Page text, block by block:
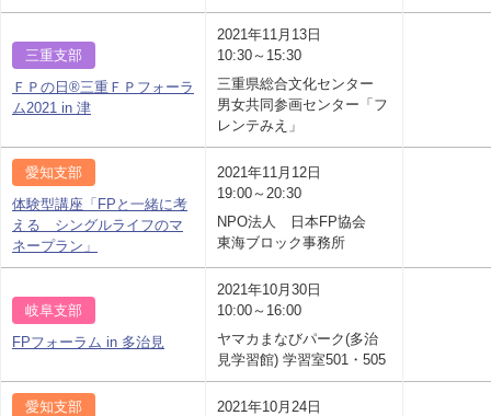
三重支部
ＦＰの日®三重ＦＰフォーラ
ム2021 in 津
2021年11月13日
10:30～15:30
三重県総合文化センター
男女共同参画センター「フ
レンテみえ」
愛知支部
体験型講座「FPと一緒に考
える シングルライフのマ
ネープラン」
2021年11月12日
19:00～20:30
NPO法人 日本FP協会
東海ブロック事務所
岐阜支部
FPフォーラム in 多治見
2021年10月30日
10:00～16:00
ヤマカまなびパーク(多治
見学習館) 学習室501・505
愛知支部
2021年10月24日